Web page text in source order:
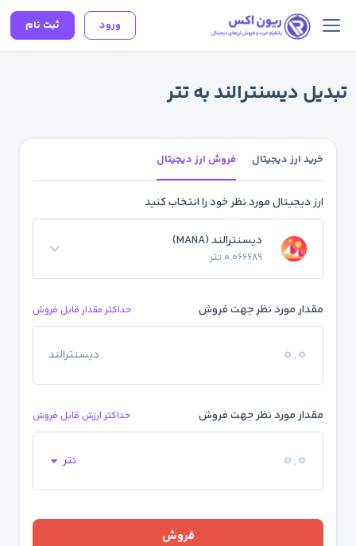
ورود ثبت نام
تبدیل دیسنترالند به تتر
خرید ارز دیجیتال فروش ارز دیجیتال
ارز دیجیتال مورد نظر خود را انتخاب کنید
دیسنترالند (MANA)
0.066689 تتر
مقدار مورد نظر جهت فروش حداکثر مقدار قابل فروش
دیسنترالند
مقدار مورد نظر جهت فروش حداکثر ارزش قابل فروش
تتر
فروش